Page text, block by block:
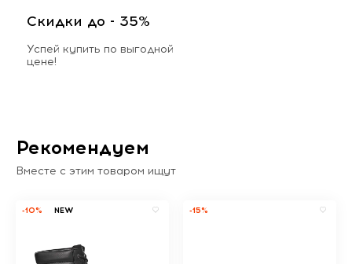
Скидки до - 35%
Успей купить по выгодной
цене!
Рекомендуем
Вместе с этим товаром ищут
-10% NEW -15%